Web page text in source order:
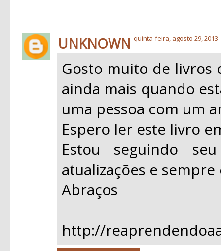
UNKNOWN quinta-feira, agosto 29, 2013
Gosto muito de livros
ainda mais quando
uma pessoa com um
Espero ler este livro
Estou seguindo
atualizações e
Abraços
http://